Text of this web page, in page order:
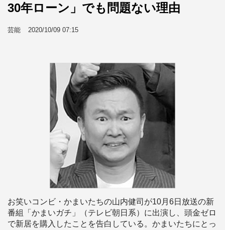
30年ローン」でも問題ない理由
芸能 2020/10/09 07:15
お笑いコンビ・かまいたちの山内健司が10月6日放送の新
番組「かまいガチ」（テレビ朝日系）に出演し、頭金ゼロ
で新居を購入したことを告白している。かまいたちにとっ